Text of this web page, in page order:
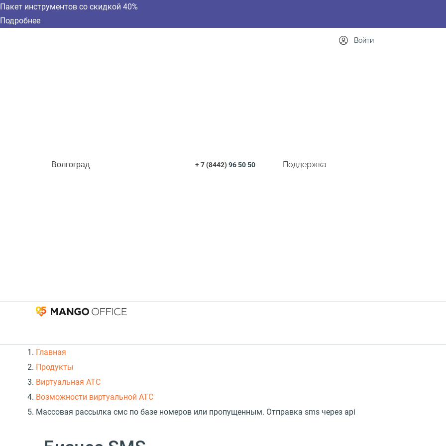
Пакет инструментов со скидкой 40%
Подробнее
Волгоград + 7 (8442)96 50 50 Поддержка
Войти
Главная
Продукты
Виртуальная АТС
Возможности виртуальной АТС
Массовая рассылка смс по базе номеров или пропущенным. Отправка sms через api